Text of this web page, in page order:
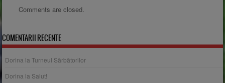
Comments are closed.
COMENTARII RECENTE
Dorina laTurneul Sărbătorilor
Dorina la Salut!